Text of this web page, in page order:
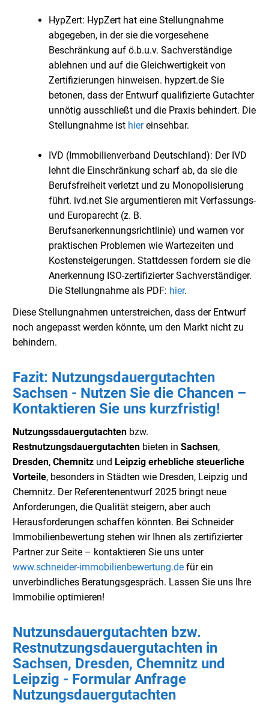
HypZert: HypZert hat eine Stellungnahme
abgegeben, in der sie die vorgesehene
Beschränkung auf ö.b.u.v. Sachverständige
ablehnen und auf die Gleichwertigkeit von
Zertifizierungen hinweisen. hypzert.de Sie
betonen, dass der Entwurf qualifizierte Gutachter
unnötig ausschließt und die Praxis behindert. Die
Stellungnahme ist hiereinsehbar.
IVD (Immobilienverband Deutschland): Der IVD
lehnt die Einschränkung scharf ab, da sie die
Berufsfreiheit verletzt und zu Monopolisierung
führt. ivd.net Sie argumentieren mit Verfassungs-
und Europarecht (z. B.
Berufsanerkennungsrichtlinie) und warnen vor
praktischen Problemen wie Wartezeiten und
Kostensteigerungen. Stattdessen fordern sie die
Anerkennung ISO-zertifizierter Sachverständiger.
Die Stellungnahme als PDF: hier.
Diese Stellungnahmen unterstreichen, dass der Entwurf
noch angepasst werden könnte, um den Markt nicht zu
behindern.
Fazit: Nutzungsdauergutachten
Sachsen - Nutzen Sie die Chancen –
Kontaktieren Sie uns kurzfristig!
Nutzungssdauergutachten bzw.
Restnutzungsdauergutachten bieten in Sachsen,
Dresden, Chemnitz und Leipzig erhebliche steuerliche
Vorteile, besonders in Städten wie Dresden, Leipzig und
Chemnitz. Der Referentenentwurf 2025 bringt neue
Anforderungen, die Qualität steigern, aber auch
Herausforderungen schaffen könnten. Bei Schneider
Immobilienbewertung stehen wir Ihnen als zertifizierter
Partner zur Seite – kontaktieren Sie uns unter
www.schneider-immobilienbewertung.de für ein
unverbindliches Beratungsgespräch. Lassen Sie uns Ihre
Immobilie optimieren!
Nutzunsdauergutachten bzw.
Restnutzungsdauergutachten in
Sachsen, Dresden, Chemnitz und
Leipzig - Formular Anfrage
Nutzungsdauergutachten